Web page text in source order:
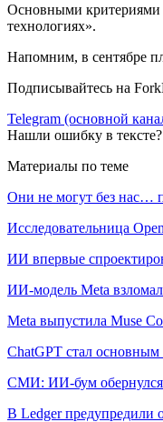
Основными критериями
технологиях».
Напомним, в сентябре
Подписывайтесь на
Telegram (основной
Нашли ошибку в
Материалы по теме
Они не могут без нас…
Исследовательница
ИИ впервые
ИИ-модель Meta
Meta выпустила Muse
ChatGPT стал
СМИ: ИИ-бум обернулся
В Ledger предупредили